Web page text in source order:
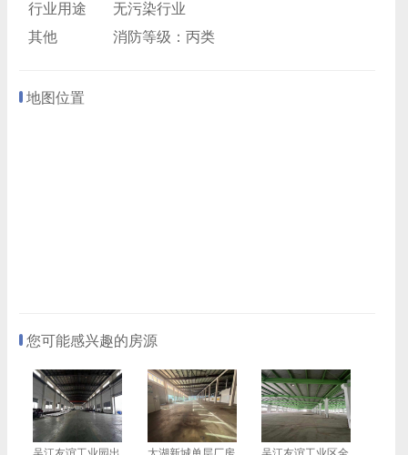
行业用途
无污染行业
其他
消防等级：丙类
地图位置
您可能感兴趣的房源